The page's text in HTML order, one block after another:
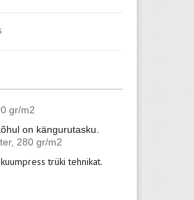
0 gr/m2
on kängurutasku.
280 gr/m2
trüki tehnikat.